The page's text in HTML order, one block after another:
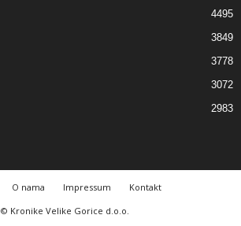
4495
3849
3778
3072
2983
O nama Impressum
Kontakt
© Kronike Velike Gorice d.o.o.